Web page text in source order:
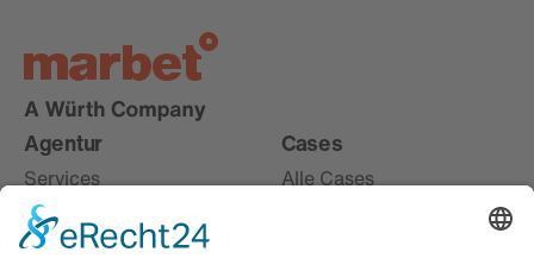
Agentur
Services
Karriere
About
Cases
Alle Cases